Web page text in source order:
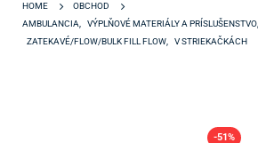
HOME
OBCHOD
AMBULANCIA
VÝPLŇOVÉ MATERIÁLY A PRÍSLUŠENSTVO
ZATEKAVÉ/FLOW/BULK FILL FLOW
V STRIEKAČKÁCH
-51%